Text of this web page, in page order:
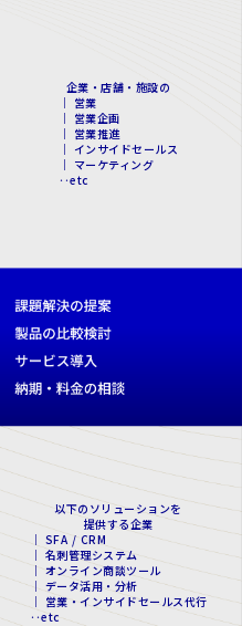
企業・店舗・施設の
｜ 営業
｜ 営業企画
｜ 営業推進
｜ インサイドセールス
｜ マーケティング
‥etc
以下のソリューションを
提供する企業
｜ SFA / CRM
｜ 名刺管理システム
｜ オンライン商談ツール
｜ データ活用・分析
｜ 営業・インサイドセールス代行
‥etc